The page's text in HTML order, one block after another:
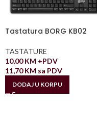
Tastatura BORG KB02
TASTATURE
10,00KM +PDV
11,70KM sa PDV
DODAJ U KORPU